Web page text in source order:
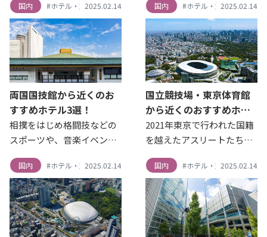
種ショーイベントだけでな
く、 国際会議や各種セミナ
ーをはじめ、アワード受賞
式や展示会などのあらゆる
催事にも対応可能なイベン
トホ...
国内 #ホテル・旅館2025.02.14
武道館は武道の大会以外に
もアーティストのコンサー
ト、スポーツ大会、企業の
入社式など様々なイベント
が開催されています。日本
武...
国内 #ホテル・旅館2025.02.14
両国国技館から近くのお
すすめホテル3選！
相撲をはじめ格闘技などの
スポーツや、音楽イベント
国周辺には美味しいちゃん
こ鍋のお店も多くあり、隅
田川が流れ下町らしい情緒
あふれる街並みも楽しめま
す。 そんな両国・錦糸町エ
国内 #ホテル・旅館2025.02.14
国立競技場・東京体育館
から近くのおすすめホテ
ル！
2021年東京で行われた国籍
を越えたアスリートたちに
タジアムとして新たに生ま
れ変わった「国立競技
場」。世界に誇る日本らし
さや木のぬくもり、環境と
の調和を随所に感じること
国内 #ホテル・旅館2025.02.14